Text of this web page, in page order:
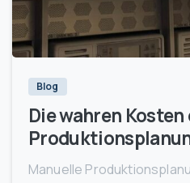
Blog
Die wahren
Manuelle